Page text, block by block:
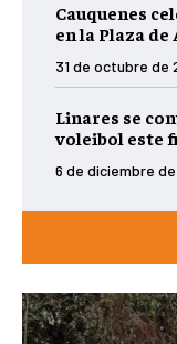
Cauquenes
en la Plaza de
31 de octubre de
Linares se
voleibol este
6 de diciembre